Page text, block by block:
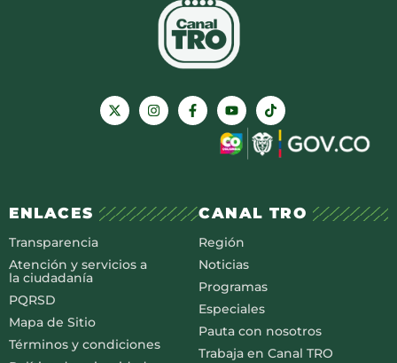
ENLACES
Transparencia
Atención y servicios a
la ciudadanía
PQRSD
Mapa de Sitio
Términos y condiciones
CANAL TRO
Región
Noticias
Programas
Especiales
Pauta con nosotros
Trabaja en Canal TRO